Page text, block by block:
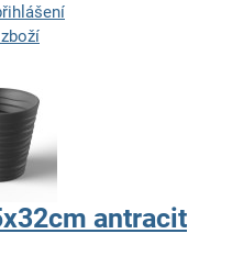
antracit